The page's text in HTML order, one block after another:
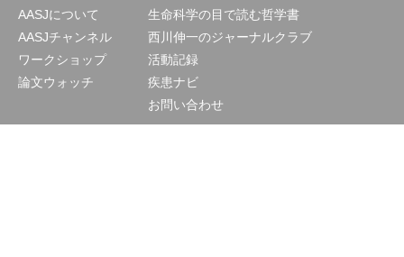
AASJについて
AASJチャンネル
ワークショップ
論文ウォッチ
生命科学の目で読む哲学書
西川伸一のジャーナルクラブ
活動記録
疾患ナビ
お問い合わせ